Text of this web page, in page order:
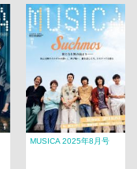
MUSICA 2025年8月号